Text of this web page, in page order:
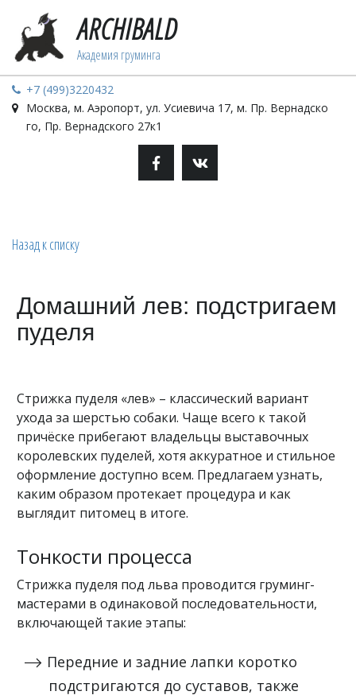
ARCHIBALD
Академия грум­­­­­­инга­­
+7 (499)3220432
Москва, м. Аэропорт, ул. Усиевича 17, м. Пр. Вернадско
го, Пр. Вернадского 27к1
Назад к списку
Домашний лев: подстригаем
пуделя
Стрижка пуделя «лев» – классический вариант
ухода за шерстью собаки. Чаще всего к такой
причёске прибегают владельцы выставочных
королевских пуделей, хотя аккуратное и стильное
оформление доступно всем. Предлагаем узнать,
каким образом протекает процедура и как
выглядит питомец в итоге.
Тонкости процесса
Стрижка пуделя под льва проводится груминг-
мастерами в одинаковой последовательности,
включающей такие этапы:
Передние и задние лапки коротко
подстригаются до суставов, также